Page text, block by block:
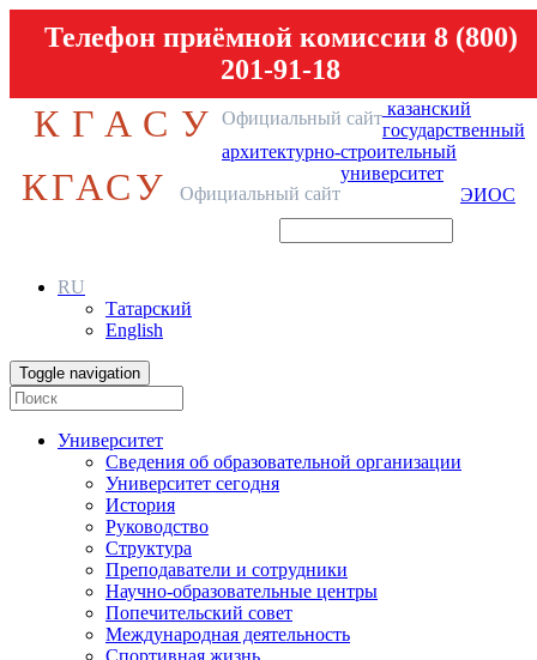
Телефон приёмной комиссии 8 (800)
201-91-18
КГАСУ Официальный сайт казанский
государственный
архитектурно-строительный
университет
КГАСУ Официальный сайт ЭИОС
RU
Татарский
English
Toggle navigation
Университет
Сведения об образовательной организации
Университет сегодня
История
Руководство
Структура
Преподаватели и сотрудники
Научно-образовательные центры
Попечительский совет
Международная деятельность
Спортивная жизнь